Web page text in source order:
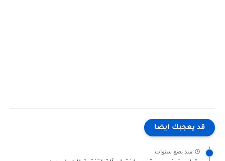
قد يعجبك ايضا
منذ بضع سنوات